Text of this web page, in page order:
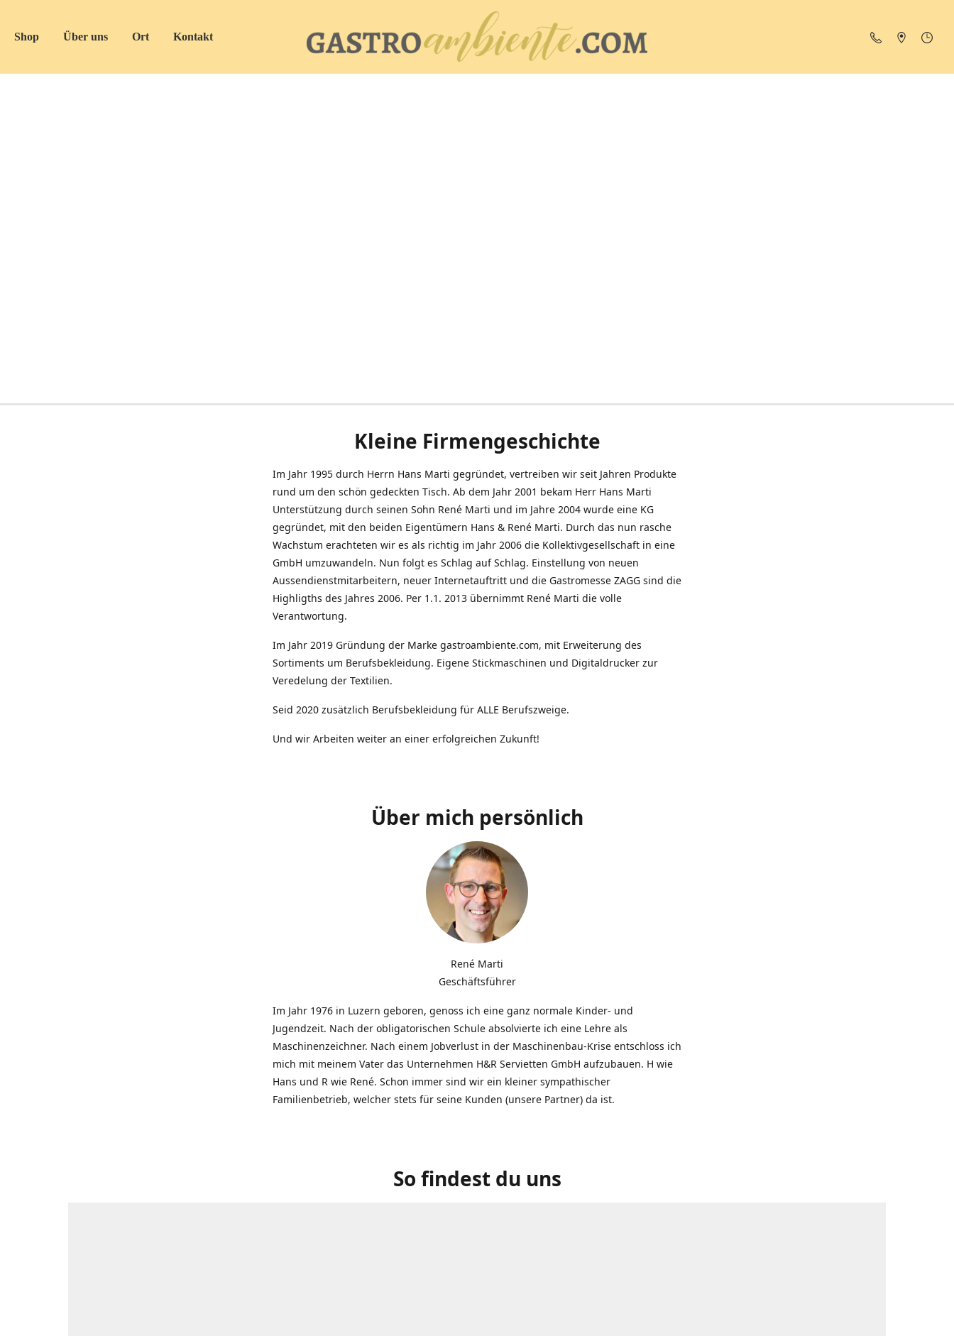
Shop Über uns Ort Kontakt
Kleine Firmengeschichte
Im Jahr 1995 durch Herrn Hans Marti gegründet, vertreiben wir seit Jahren Produkte
rund um den schön gedeckten Tisch. Ab dem Jahr 2001 bekam Herr Hans Marti
Unterstützung durch seinen Sohn René Marti und im Jahre 2004 wurde eine KG
gegründet, mit den beiden Eigentümern Hans & René Marti. Durch das nun rasche
Wachstum erachteten wir es als richtig im Jahr 2006 die Kollektivgesellschaft in eine
GmbH umzuwandeln. Nun folgt es Schlag auf Schlag. Einstellung von neuen
Aussendienstmitarbeitern, neuer Internetauftritt und die Gastromesse ZAGG sind die
Highligths des Jahres 2006. Per 1.1. 2013 übernimmt René Marti die volle
Verantwortung.
Im Jahr 2019 Gründung der Marke gastroambiente.com, mit Erweiterung des
Sortiments um Berufsbekleidung. Eigene Stickmaschinen und Digitaldrucker zur
Veredelung der Textilien.
Seid 2020 zusätzlich Berufsbekleidung für ALLE Berufszweige.
Und wir Arbeiten weiter an einer erfolgreichen Zukunft!
Über mich persönlich
René Marti
Geschäftsführer
Im Jahr 1976 in Luzern geboren, genoss ich eine ganz normale Kinder- und
Jugendzeit. Nach der obligatorischen Schule absolvierte ich eine Lehre als
Maschinenzeichner. Nach einem Jobverlust in der Maschinenbau-Krise entschloss ich
mich mit meinem Vater das Unternehmen H&R Servietten GmbH aufzubauen. H wie
Hans und R wie René. Schon immer sind wir ein kleiner sympathischer
Familienbetrieb, welcher stets für seine Kunden (unsere Partner) da ist.
So findest du uns